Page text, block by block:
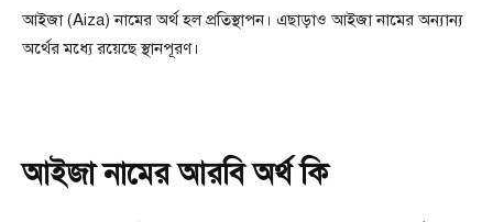
আইজা (Aiza) নামের অর্থ হল প্রতিস্থাপন। এছাড়াও আইজা নামের অন্যান্য
অর্থের মধ্যে রয়েছে স্থানপূরণ।
আইজা নামের আরবি অর্থ কি